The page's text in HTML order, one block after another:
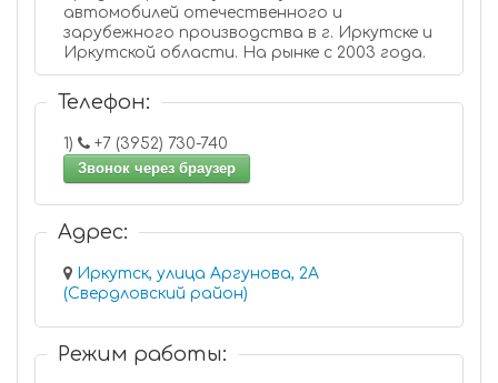
автомобилей отечественного и
зарубежного производства в г. Иркутске и
Иркутской области. На рынке с 2003 года.
Телефон:
1)
+7 (3952) 730-740
Звонок через браузер
Адрес:
Иркутск, улица Аргунова, 2А
(Свердловский район)
Режим работы: